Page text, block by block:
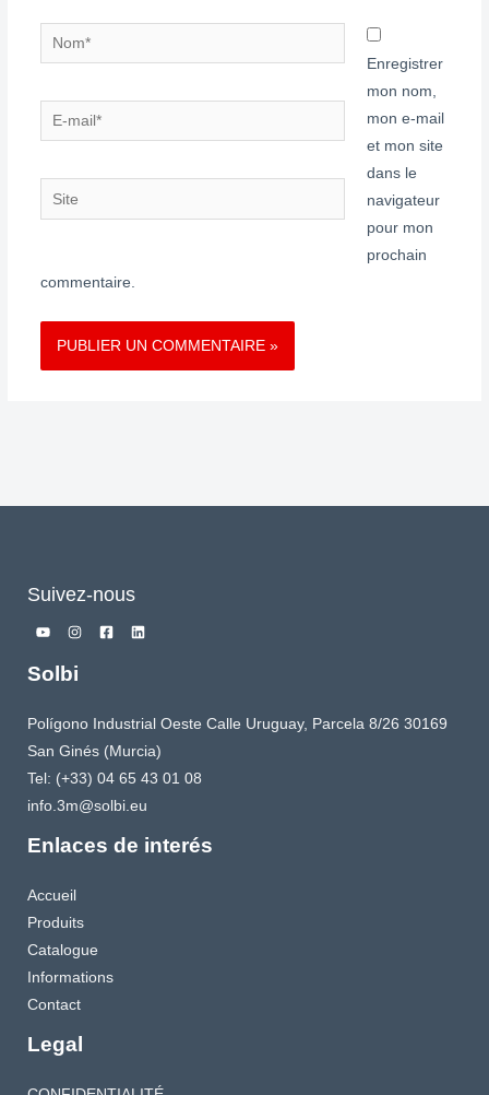
Nom*
E-
mail*
Site
Enregistrer
mon nom,
mon e-mail
et mon site
dans le
navigateur
pour mon
prochain
commentaire.
Suivez-nous
Solbi
Polígono Industrial Oeste Calle Uruguay, Parcela 8/26 30169
San Ginés (Murcia)
Tel: (+33) 04 65 43 01 08
info.3m@solbi.eu
Enlaces de interés
Accueil
Produits
Catalogue
Informations
Contact
Legal